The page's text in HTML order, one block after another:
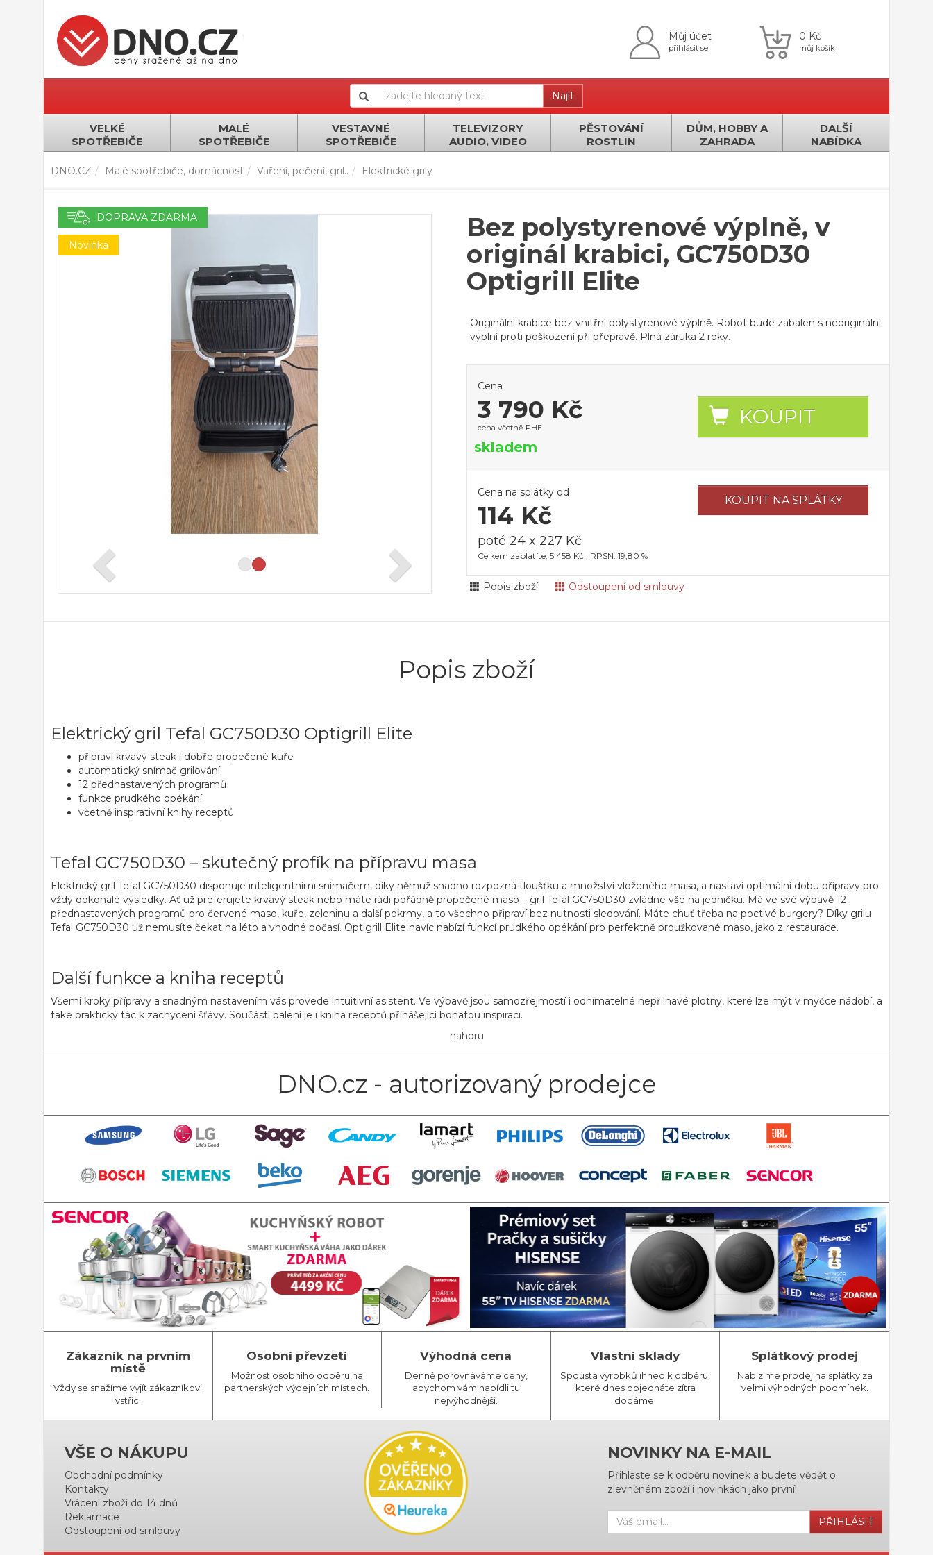
Můj účet
přihlásit se
0 Kč
můj košík
Najít
VELKÉ
SPOTŘEBIČE
MALÉ
SPOTŘEBIČE
VESTAVNÉ
SPOTŘEBIČE
TELEVIZORY
AUDIO, VIDEO
PĚSTOVÁNÍ
ROSTLIN
DŮM, HOBBY A
ZAHRADA
DALŠÍ
NABÍDKA
DNO.CZ Malé spotřebiče, domácnost Vaření, pečení, gril.. Elektrické grily
DOPRAVA ZDARMA
Novinka
Bez polystyrenové výplně, v
originál krabici, GC750D30
Optigrill Elite
Originální krabice bez vnitřní polystyrenové výplně. Robot bude zabalen s neoriginální
výplní proti poškození při přepravě. Plná záruka 2 roky.
Cena
3 790 Kč
cena včetně PHE KOUPIT
skladem
Cena na splátky od
114 Kč
poté 24 x 227 Kč
KOUPIT NA SPLÁTKY
Celkem zaplatíte: 5 458 Kč , RPSN: 19,80 %
Popis zboží Odstoupení od smlouvy
Popis zboží
Elektrický gril Tefal GC750D30 Optigrill Elite
připraví krvavý steak i dobře propečené kuře
automatický snímač grilování
12 přednastavených programů
funkce prudkého opékání
včetně inspirativní knihy receptů
Tefal GC750D30 – skutečný profík na přípravu masa
Elektrický gril Tefal GC750D30 disponuje inteligentními snímačem, díky němuž snadno rozpozná tloušťku a množství vloženého masa, a nastaví optimální dobu přípravy pro
vždy dokonalé výsledky. Ať už preferujete krvavý steak nebo máte rádi pořádně propečené maso – gril Tefal GC750D30 zvládne vše na jedničku. Má ve své výbavě 12
přednastavených programů pro červené maso, kuře, zeleninu a další pokrmy, a to všechno připraví bez nutnosti sledování. Máte chuť třeba na poctivé burgery? Díky grilu
Tefal GC750D30 už nemusíte čekat na léto a vhodné počasí. Optigrill Elite navíc nabízífunkcí prudkého opékánípro perfektně proužkované maso, jako z restaurace.
Další funkce a kniha receptů
Všemi kroky přípravy a snadným nastavením vás provede intuitivní asistent. Ve výbavě jsou samozřejmostí i odnímatelné nepřilnavé plotny, které lze mýt v myčce nádobí, a
také praktický tác k zachycení šťávy. Součástí balení je i kniha receptů přinášející bohatou inspiraci.
nahoru
DNO.cz - autorizovaný prodejce
Zákazník na prvním
místě
Vždy se snažíme vyjít zákazníkovi
vstříc.
Osobní převzetí
Možnost osobního odběru na
partnerských výdejních místech.
Výhodná cena
Denně porovnáváme ceny,
abychom vám nabídli tu
nejvýhodnější.
Vlastní sklady
Spousta výrobků ihned k odběru,
které dnes objednáte zítra
dodáme.
Splátkový prodej
Nabízíme prodej na splátky za
velmi výhodných podmínek.
VŠE O NÁKUPU
Obchodní podmínky
Kontakty
Vrácení zboží do 14 dnů
Reklamace
Odstoupení od smlouvy
NOVINKY NA E-MAIL
Přihlaste se k odběru novinek a budete vědět o
zlevněném zboží i novinkách jako první!
PŘIHLÁSIT